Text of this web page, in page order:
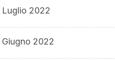
Luglio 2022
Giugno 2022